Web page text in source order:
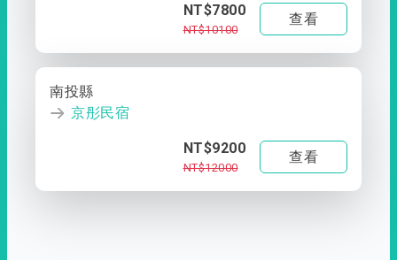
NT$7800
NT$10100
查看
南投縣
京彤民宿
NT$9200
NT$12000
查看